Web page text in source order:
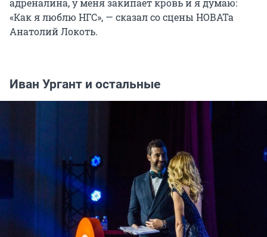
адреналина, у меня закипает кровь и я думаю:
«Как я люблю НГС», — сказал со сцены НОВАТа
Анатолий Локоть.
Иван Ургант и остальные